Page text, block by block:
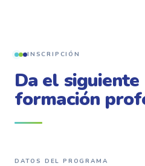
INSCRIPCIÓN
Da el
formación
DATOS DEL PROGRAMA